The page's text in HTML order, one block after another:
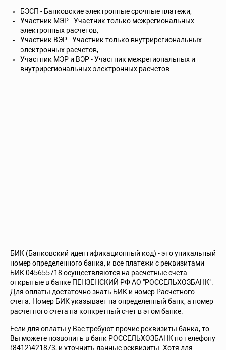
БЭСП - Банковские электронные срочные платежи,
Участник МЭР - Участник только межрегиональных
электронных расчетов,
Участник ВЭР - Участник только внутрирегиональных
электронных расчетов,
Участник МЭР и ВЭР - Участник межрегиональных и
внутрирегиональных электронных расчетов.
БИК (Банковский идентификационный код) - это уникальный
номер определенного банка, и все платежи с реквизитами
БИК 045655718 осуществляются на расчетные счета
открытые в банке ПЕНЗЕНСКИЙ РФ АО "РОССЕЛЬХОЗБАНК".
Для оплаты достаточно знать БИК и номер Расчетного
счета. Номер БИК указывает на определенный банк, а номер
расчетного счета на конкретный счет в этом банке.
Если для оплаты у Вас требуют прочие реквизиты банка, то
Вы можете позвонить в банк РОССЕЛЬХОЗБАНК по телефону
(8412)421873, и уточнить данные реквизиты. Хотя для